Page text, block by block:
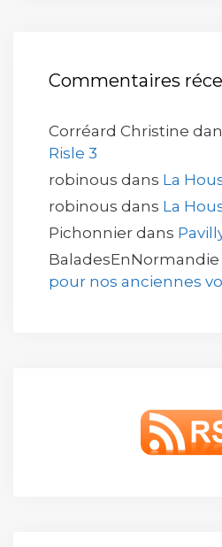
Commentaires
Corréard Christine
Risle 3
robinous dans La
robinous dans La
Pichonnier dans
BaladesEnNormandie
pour nos anciennes